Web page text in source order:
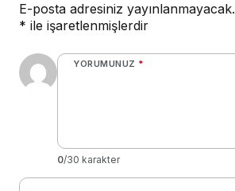
E-posta adresiniz yayınlanmayacak.
* ile işaretlenmişlerdir
YORUMUNUZ *
0/30 karakter